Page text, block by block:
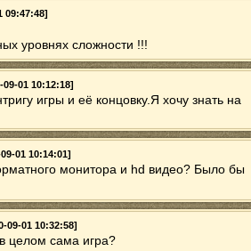
09:47:48]
уровнях сложности !!!
01 10:12:18]
игры и её концовку.Я хочу знать на
01 10:14:01]
монитора и hd видео? Было бы
09-01 10:32:58]
целом сама игра?